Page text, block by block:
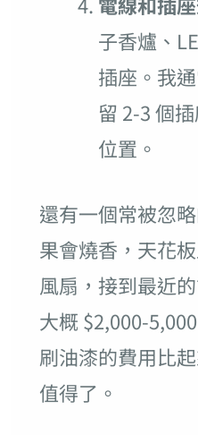
子香爐、
插座。我
留 2-3 個
位置。
還有一個常被忽
果會燒香，天花
風扇，接到最近
大概 $2,000-
刷油漆的費用比
值得了。